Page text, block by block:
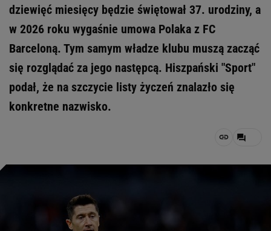
dziewięć miesięcy będzie świętował 37. urodziny, a
w 2026 roku wygaśnie umowa Polaka z FC
Barceloną. Tym samym władze klubu muszą zacząć
się rozglądać za jego następcą. Hiszpański "Sport"
podał, że na szczycie listy życzeń znalazło się
konkretne nazwisko.